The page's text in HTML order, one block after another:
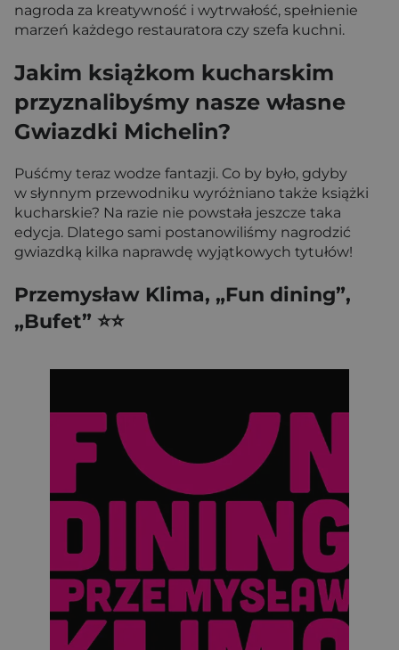
nagroda za kreatywność i wytrwałość, spełnienie
marzeń każdego restauratora czy szefa kuchni.
Jakim książkom kucharskim
przyznalibyśmy nasze własne
Gwiazdki Michelin?
Puśćmy teraz wodze fantazji. Co by było, gdyby
w słynnym przewodniku wyróżniano także książki
kucharskie? Na razie nie powstała jeszcze taka
edycja. Dlatego sami postanowiliśmy nagrodzić
gwiazdką kilka naprawdę wyjątkowych tytułów!
Przemysław Klima, „Fun dining”,
„Bufet” ⭐⭐